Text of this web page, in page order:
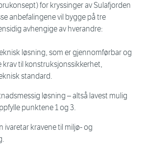
for kryssinger av Sulafjorden
anbefalingene vil bygge på tre
avhengige av hverandre:
løsning, som er gjennomførbar og
krav til konstruksjonssikkerhet,
standard.
løsning – altså lavest mulig
punktene 1 og 3.
ivaretar kravene til miljø- og